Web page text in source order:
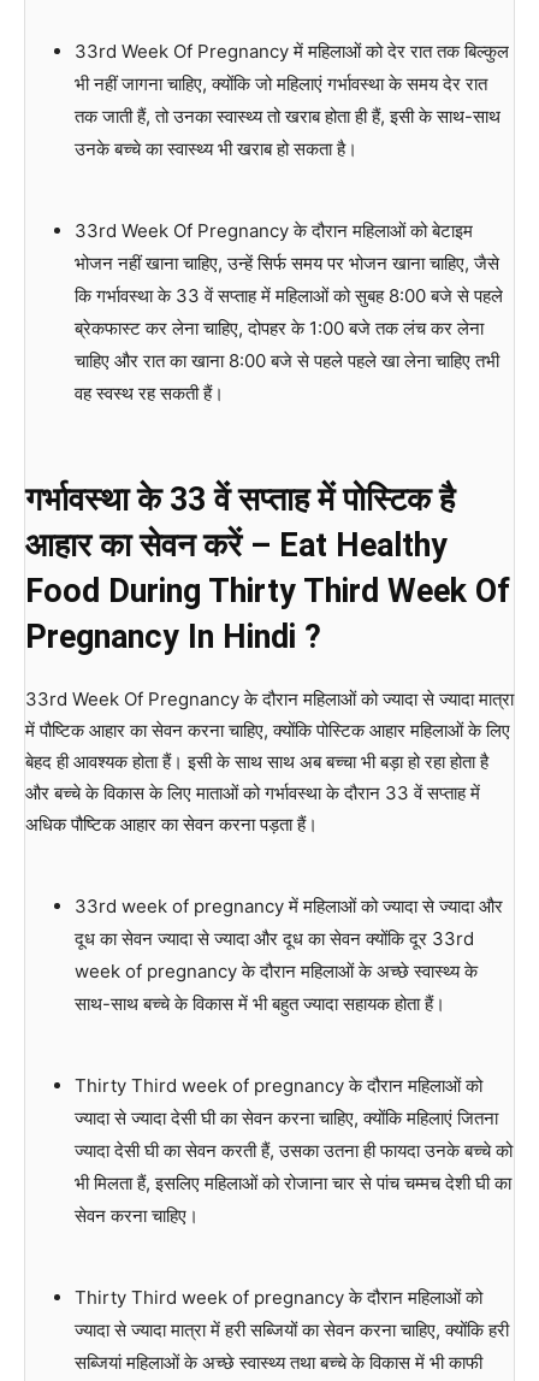
33rd Week Of Pregnancy में महिलाओं को देर रात तक बिल्कुल
भी नहीं जागना चाहिए, क्योंकि जो महिलाएं गर्भावस्था के समय देर रात
तक जाती हैं, तो उनका स्वास्थ्य तो खराब होता ही हैं, इसी के साथ-साथ
उनके बच्चे का स्वास्थ्य भी खराब हो सकता है।
33rd Week Of Pregnancy के दौरान महिलाओं को बेटाइम
भोजन नहीं खाना चाहिए, उन्हें सिर्फ समय पर भोजन खाना चाहिए, जैसे
कि गर्भावस्था के 33 वें सप्ताह में महिलाओं को सुबह 8:00 बजे से पहले
ब्रेकफास्ट कर लेना चाहिए, दोपहर के 1:00 बजे तक लंच कर लेना
चाहिए और रात का खाना 8:00 बजे से पहले पहले खा लेना चाहिए तभी
वह स्वस्थ रह सकती हैं।
गर्भावस्था के 33 वें सप्ताह में पोस्टिक है
आहार का सेवन करें – Eat Healthy
Food During Thirty Third Week Of
Pregnancy In Hindi ?
33rd Week Of Pregnancy के दौरान महिलाओं को ज्यादा से ज्यादा मात्रा
में पौष्टिक आहार का सेवन करना चाहिए, क्योंकि पोस्टिक आहार महिलाओं के लिए
बेहद ही आवश्यक होता हैं। इसी के साथ साथ अब बच्चा भी बड़ा हो रहा होता है
और बच्चे के विकास के लिए माताओं को गर्भावस्था के दौरान 33 वें सप्ताह में
अधिक पौष्टिक आहार का सेवन करना पड़ता हैं।
33rd week of pregnancy में महिलाओं को ज्यादा से ज्यादा और
दूध का सेवन ज्यादा से ज्यादा और दूध का सेवन क्योंकि दूर 33rd
week of pregnancy के दौरान महिलाओं के अच्छे स्वास्थ्य के
साथ-साथ बच्चे के विकास में भी बहुत ज्यादा सहायक होता हैं।
Thirty Third week of pregnancy के दौरान महिलाओं को
ज्यादा से ज्यादा देसी घी का सेवन करना चाहिए, क्योंकि महिलाएं जितना
ज्यादा देसी घी का सेवन करती हैं, उसका उतना ही फायदा उनके बच्चे को
भी मिलता हैं, इसलिए महिलाओं को रोजाना चार से पांच चम्मच देशी घी का
सेवन करना चाहिए।
Thirty Third week of pregnancy के दौरान महिलाओं को
ज्यादा से ज्यादा मात्रा में हरी सब्जियों का सेवन करना चाहिए, क्योंकि हरी
सब्जियां महिलाओं के अच्छे स्वास्थ्य तथा बच्चे के विकास में भी काफी